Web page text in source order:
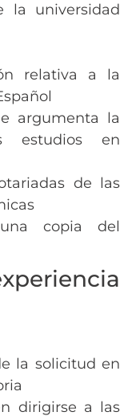
la universidad
relativa a la
argumenta la
estudios en
de las
copia del
la solicitud en
dirigirse a las